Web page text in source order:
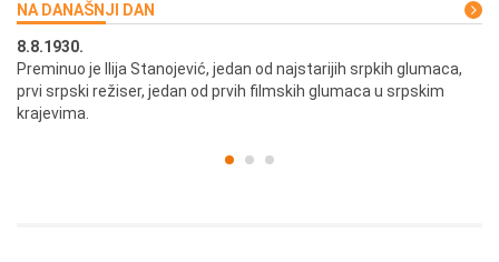
NA DANAŠNJI DAN
8.8.1930.
Preminuo je Ilija Stanojević, jedan od najstarijih srpkih glumaca,
prvi srpski režiser, jedan od prvih filmskih glumaca u srpskim
krajevima.